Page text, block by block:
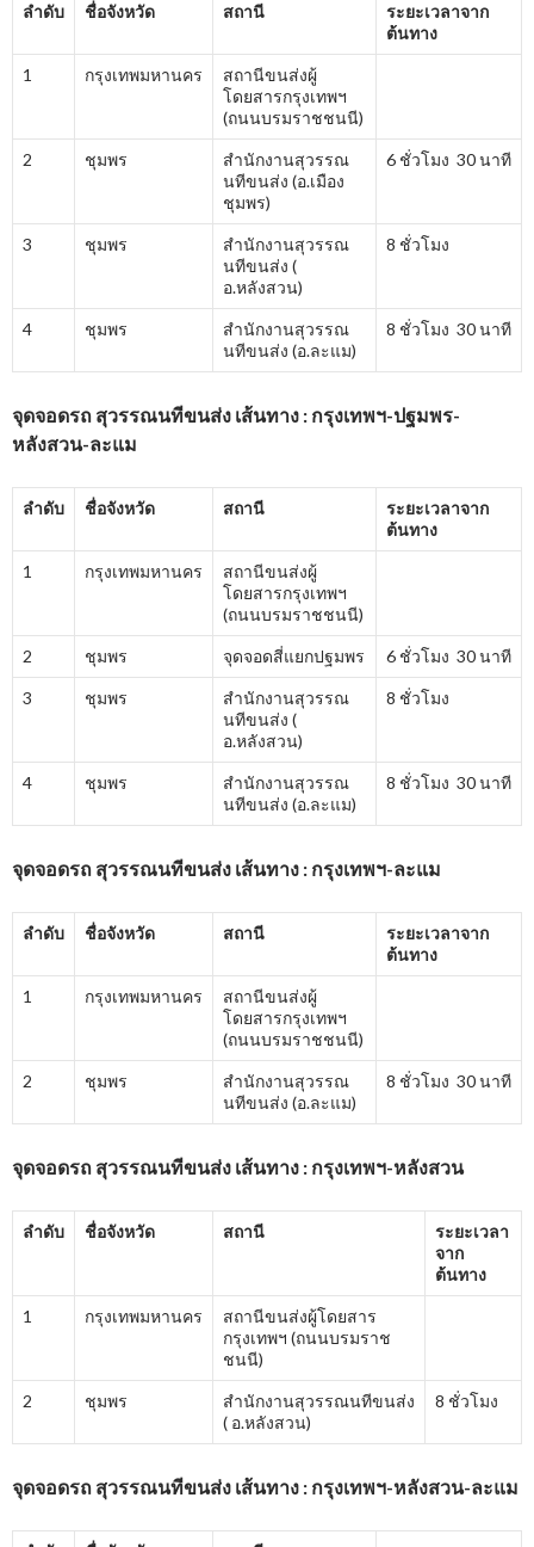
ลำดับ ชื่อจังหวัด สถานี
ระยะเวลาจาก
ต้นทาง
1 กรุงเทพมหานคร
สถานีขนส่งผู้
โดยสารกรุงเทพฯ
(ถนนบรมราชชนนี)
2 ชุมพร
สำนักงานสุวรรณ
นทีขนส่ง (อ.เมือง
ชุมพร)
6 ชั่วโมง 30 นาที
3 ชุมพร
สำนักงานสุวรรณ
นทีขนส่ง (
อ.หลังสวน)
8 ชั่วโมง
4 ชุมพร
สำนักงานสุวรรณ
นทีขนส่ง (อ.ละแม)
8 ชั่วโมง 30 นาที
จุดจอดรถ สุวรรณนทีขนส่ง เส้นทาง : กรุงเทพฯ-ปฐมพร-
หลังสวน-ละแม
ลำดับ ชื่อจังหวัด สถานี
ระยะเวลาจาก
ต้นทาง
1 กรุงเทพมหานคร
สถานีขนส่งผู้
โดยสารกรุงเทพฯ
(ถนนบรมราชชนนี)
2 ชุมพร จุดจอดสี่แยกปฐมพร 6 ชั่วโมง 30 นาที
3 ชุมพร
สำนักงานสุวรรณ
นทีขนส่ง (
อ.หลังสวน)
8 ชั่วโมง
4 ชุมพร
สำนักงานสุวรรณ
นทีขนส่ง (อ.ละแม)
8 ชั่วโมง 30 นาที
จุดจอดรถ สุวรรณนทีขนส่ง เส้นทาง : กรุงเทพฯ-ละแม
ลำดับ ชื่อจังหวัด สถานี
ระยะเวลาจาก
ต้นทาง
1 กรุงเทพมหานคร
สถานีขนส่งผู้
โดยสารกรุงเทพฯ
(ถนนบรมราชชนนี)
2 ชุมพร
สำนักงานสุวรรณ
นทีขนส่ง (อ.ละแม)
8 ชั่วโมง 30 นาที
จุดจอดรถ สุวรรณนทีขนส่ง เส้นทาง : กรุงเทพฯ-หลังสวน
ลำดับ ชื่อจังหวัด สถานี
ระยะเวลา
จาก
ต้นทาง
1 กรุงเทพมหานคร
สถานีขนส่งผู้โดยสาร
กรุงเทพฯ (ถนนบรมราช
ชนนี)
2 ชุมพร
สำนักงานสุวรรณนทีขนส่ง
( อ.หลังสวน)
8 ชั่วโมง
จุดจอดรถ สุวรรณนทีขนส่ง เส้นทาง : กรุงเทพฯ-หลังสวน-ละแม